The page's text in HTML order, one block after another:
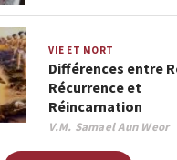
VIE ET MORT
Différences entre
Récurrence et
Réincarnation
Author
V.M. Samael Aun Weor